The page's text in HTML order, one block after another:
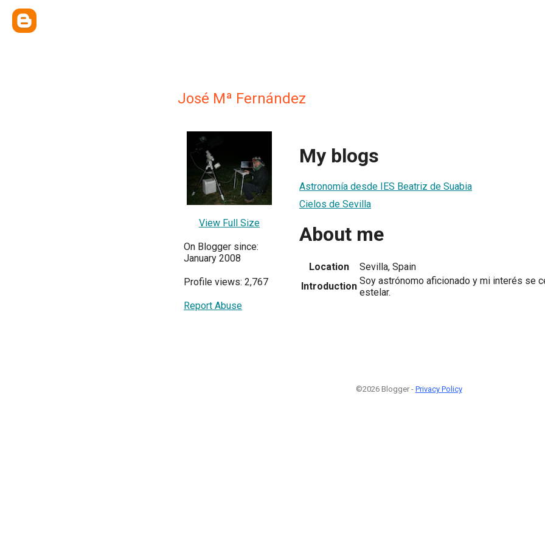
José Mª Fernández
View Full Size
On Blogger since:
January 2008
Profile views: 2,767
Report Abuse
My blogs
Astronomía desde IES Beatriz de Suabia
Cielos de Sevilla
About me
Location
Sevilla, Spain
Introduction Soy astrónomo aficionado y mi interés se
estelar.
©2026 Blogger - Privacy Policy